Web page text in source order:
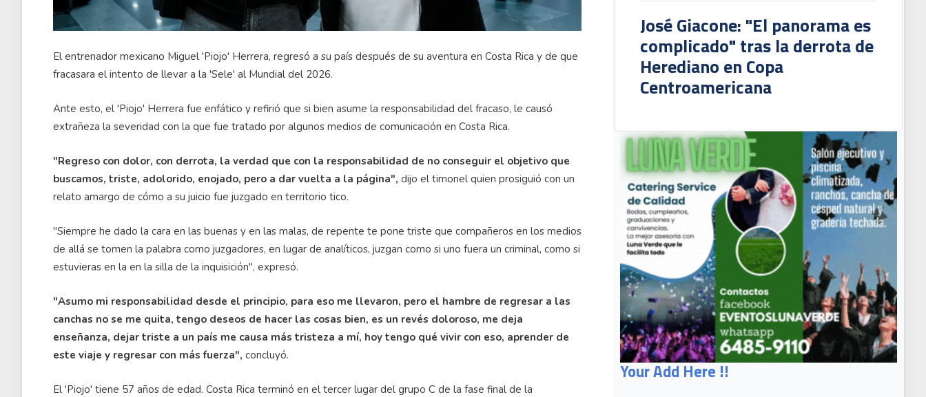
José Giacone: "El panorama es
complicado" tras la derrota de
Herediano en Copa
Centroamericana
Your Add Here !!
El entrenador mexicano Miguel 'Piojo' Herrera, regresó a su país después de su aventura en Costa Rica y de que
fracasara el intento de llevar a la 'Sele' al Mundial del 2026.
Ante esto, el 'Piojo' Herrera fue enfático y refirió que si bien asume la responsabilidad del fracaso, le causó
extrañeza la severidad con la que fue tratado por algunos medios de comunicación en Costa Rica.
"Regreso con dolor, con derrota, la verdad que con la responsabilidad de no conseguir el objetivo que
buscamos, triste, adolorido, enojado, pero a dar vuelta a la página", dijo el timonel quien prosiguió con un
relato amargo de cómo a su juicio fue juzgado en territorio tico.
"Siempre he dado la cara en las buenas y en las malas, de repente te pone triste que compañeros en los medios
de allá se tomen la palabra como juzgadores, en lugar de analíticos, juzgan como si uno fuera un criminal, como si
estuvieras en la en la silla de la inquisición", expresó.
"Asumo mi responsabilidad desde el principio, para eso me llevaron, pero el hambre de regresar a las
canchas no se me quita, tengo deseos de hacer las cosas bien, es un revés doloroso, me deja
enseñanza, dejar triste a un país me causa más tristeza a mí, hoy tengo qué vivir con eso, aprender de
este viaje y regresar con más fuerza", concluyó.
El 'Piojo' tiene 57 años de edad. Costa Rica terminó en el tercer lugar del grupo C de la fase final de la